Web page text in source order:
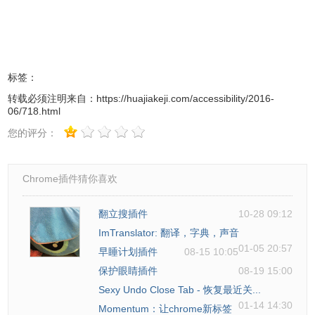
标签：
转载必须注明来自： https://huajiakeji.com/accessibility/2016-
06/718.html
您的评分：
Chrome插件猜你喜欢
翻立搜插件
10-28 09:12
ImTranslator: 翻译，字典，声音
01-05 20:57
早睡计划插件
08-15 10:05
保护眼睛插件
08-19 15:00
Sexy Undo Close Tab - 恢复最近关...
01-14 14:30
Momentum：让chrome新标签